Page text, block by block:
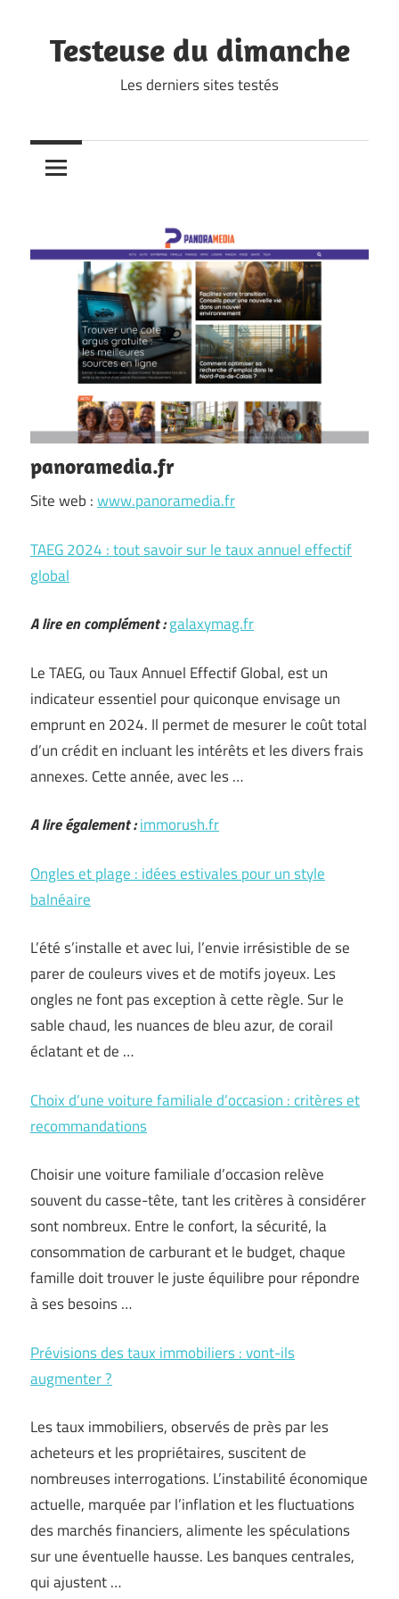
content
Testeuse du dimanche
Les derniers sites testés
panoramedia.fr
Site web :www.panoramedia.fr
TAEG 2024 : tout savoir sur le taux annuel effectif
global
A lire en complément :galaxymag.fr
Le TAEG, ou Taux Annuel Effectif Global, est un
indicateur essentiel pour quiconque envisage un
emprunt en 2024. Il permet de mesurer le coût total
d’un crédit en incluant les intérêts et les divers frais
annexes. Cette année, avec les …
A lire également :immorush.fr
Ongles et plage : idées estivales pour un style
balnéaire
L’été s’installe et avec lui, l’envie irrésistible de se
parer de couleurs vives et de motifs joyeux. Les
ongles ne font pas exception à cette règle. Sur le
sable chaud, les nuances de bleu azur, de corail
éclatant et de …
Choix d’une voiture familiale d’occasion : critères et
recommandations
Choisir une voiture familiale d’occasion relève
souvent du casse-tête, tant les critères à considérer
sont nombreux. Entre le confort, la sécurité, la
consommation de carburant et le budget, chaque
famille doit trouver le juste équilibre pour répondre
à ses besoins …
Prévisions des taux immobiliers : vont-ils
augmenter ?
Les taux immobiliers, observés de près par les
acheteurs et les propriétaires, suscitent de
nombreuses interrogations. L’instabilité économique
actuelle, marquée par l’inflation et les fluctuations
des marchés financiers, alimente les spéculations
sur une éventuelle hausse. Les banques centrales,
qui ajustent …